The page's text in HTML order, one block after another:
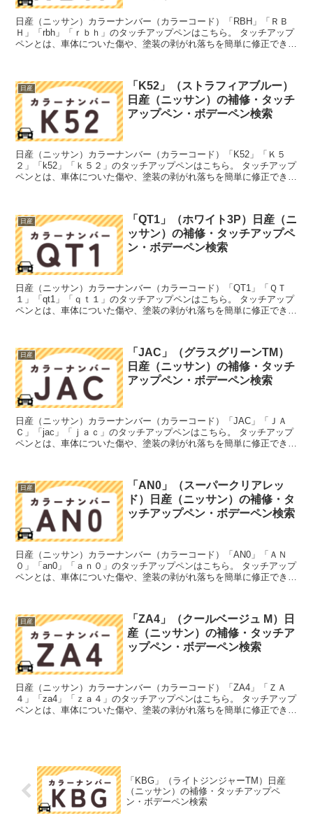
日産（ニッサン）カラーナンバー（カラーコード）「RBH」「ＲＢ
Ｈ」「rbh」「ｒｂｈ」のタッチアップペンはこちら。 タッチアップ
ペンとは、車体についた傷や、塗装の剥がれ落ちを簡単に修正できる
日産
「K52」（ストラフィアブルー）
日産（ニッサン）の補修・タッチ
アップペン・ボデーペン検索
日産（ニッサン）カラーナンバー（カラーコード）「K52」「Ｋ５
２」「k52」「ｋ５２」のタッチアップペンはこちら。 タッチアップ
ペンとは、車体についた傷や、塗装の剥がれ落ちを簡単に修正できる
日産
「QT1」（ホワイト3P）日産（ニ
ッサン）の補修・タッチアップペ
ン・ボデーペン検索
日産（ニッサン）カラーナンバー（カラーコード）「QT1」「ＱＴ
１」「qt1」「ｑｔ１」のタッチアップペンはこちら。 タッチアップ
ペンとは、車体についた傷や、塗装の剥がれ落ちを簡単に修正できる
日産
「JAC」（グラスグリーンTM）
日産（ニッサン）の補修・タッチ
アップペン・ボデーペン検索
日産（ニッサン）カラーナンバー（カラーコード）「JAC」「ＪＡ
Ｃ」「jac」「ｊａｃ」のタッチアップペンはこちら。 タッチアップ
ペンとは、車体についた傷や、塗装の剥がれ落ちを簡単に修正できる
日産
「AN0」（スーパークリアレッ
ド）日産（ニッサン）の補修・タ
ッチアップペン・ボデーペン検索
日産（ニッサン）カラーナンバー（カラーコード）「AN0」「ＡＮ
０」「an0」「ａｎ０」のタッチアップペンはこちら。 タッチアップ
ペンとは、車体についた傷や、塗装の剥がれ落ちを簡単に修正できる
日産
「ZA4」（クールベージュ M）日
産（ニッサン）の補修・タッチア
ップペン・ボデーペン検索
日産（ニッサン）カラーナンバー（カラーコード）「ZA4」「ＺＡ
４」「za4」「ｚａ４」のタッチアップペンはこちら。 タッチアップ
ペンとは、車体についた傷や、塗装の剥がれ落ちを簡単に修正できる
「KBG」（ライトジンジャーTM）日産
（ニッサン）の補修・タッチアップペ
ン・ボデーペン検索